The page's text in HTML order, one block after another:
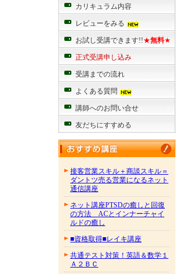
カリキュラム内容
レビューをみる
お試し受講できます!!★無料★
正式受講申し込み
受講までの流れ
よくある質問
講師へのお問い合せ
友だちにすすめる
接客営業スキル＋商談スキル＝
ダントツ売る営業になるネット
通信講座
ネット講座PTSDの癒しと回復
の方法 ACとインナーチャイ
ルドの癒し
■資格取得■レイキ講座
共通テスト対策！英語＆数学１
Ａ２ＢＣ